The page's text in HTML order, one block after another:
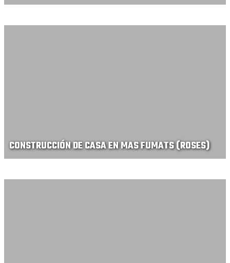
CONSTRUCCIÓN DE CASA EN MAS FUMATS (ROSES)